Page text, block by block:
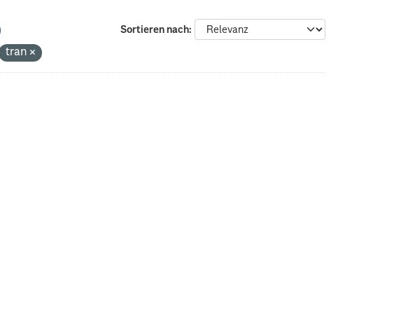
Sortieren nach
tran